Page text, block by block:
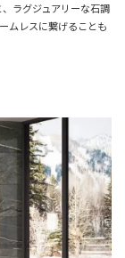
ラグジュアリーな石調
ムレスに繋げることも